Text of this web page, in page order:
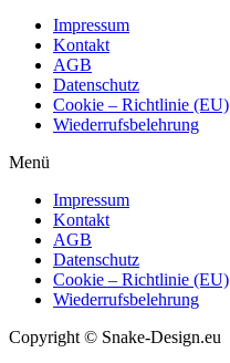
Impressum
Kontakt
AGB
Datenschutz
Cookie – Richtlinie (EU)
Wiederrufsbelehrung
Menü
Impressum
Kontakt
AGB
Datenschutz
Cookie – Richtlinie (EU)
Wiederrufsbelehrung
Copyright © Snake-Design.eu